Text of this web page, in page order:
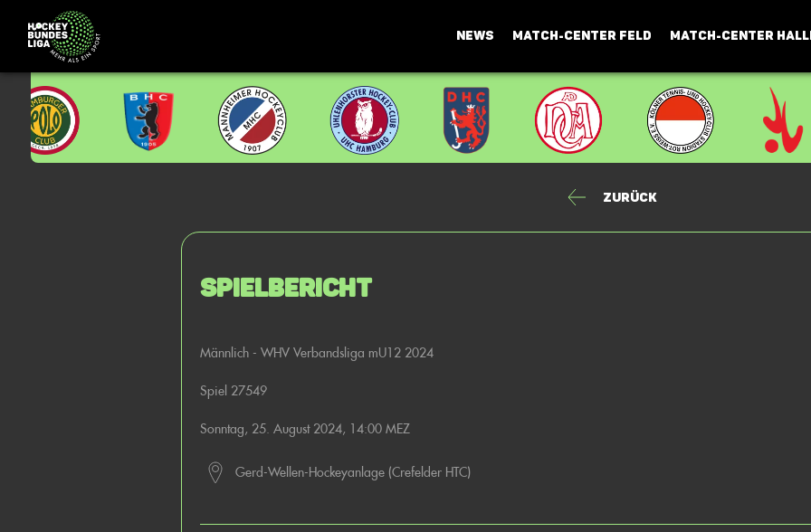
NEWS MATCH-CENTER FELD MATCH-CENTER
Zurück
Spielbericht
Männlich - WHV Verbandsliga mU12 2024
Spiel 27549
Sonntag, 25. August 2024, 14:00 MEZ
Gerd-Wellen-Hockeyanlage (Crefelder HTC)